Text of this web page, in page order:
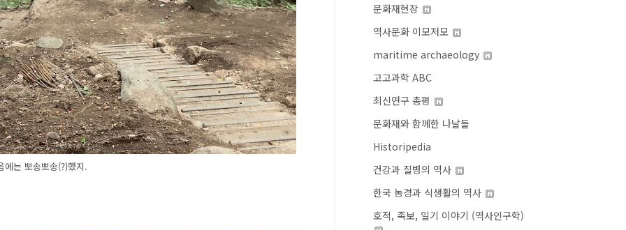
에는 뽀송뽀송(?)했지.
문화재현장
역사문화 이모저모
maritime archaeology
고고과학 ABC
최신연구 총평
문화재와 함께한 나날들
Historipedia
건강과 질병의 역사
한국 농경과 식생활의 역사
호적, 족보, 일기 이야기 (역사인구학)